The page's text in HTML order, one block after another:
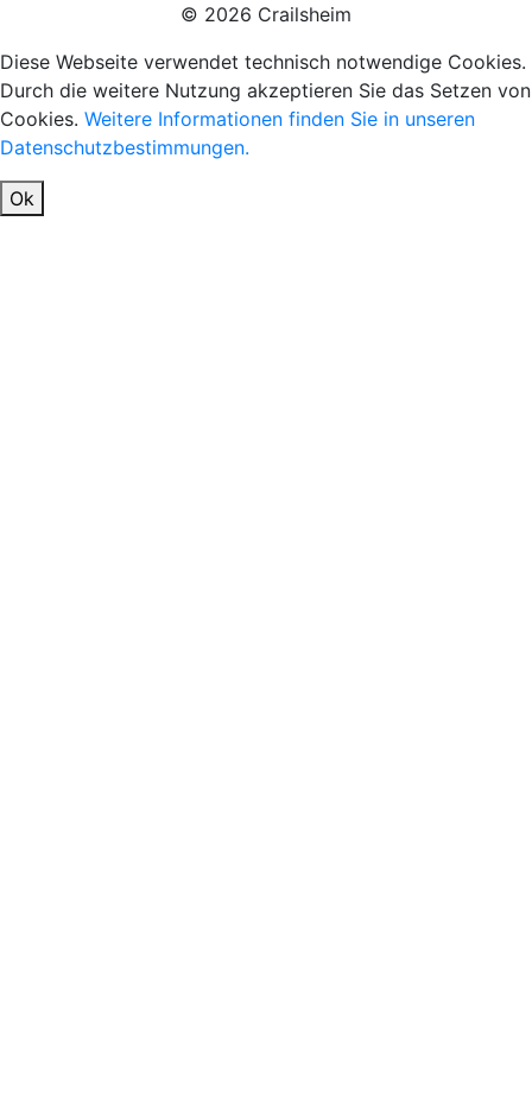
© 2026 Crailsheim
Diese Webseite verwendet technisch notwendige Cookies.
Durch die weitere Nutzung akzeptieren Sie das Setzen von
Cookies. Weitere Informationen finden Sie in unseren
Datenschutzbestimmungen.
Ok